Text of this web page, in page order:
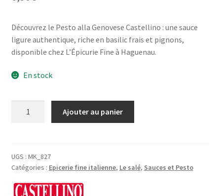
Découvrez le Pesto alla Genovese Castellino : une sauce
ligure authentique, riche en basilic frais et pignons,
disponible chez L’Épicurie Fine à Haguenau.
En stock
Genovese
-
Castellino
Ajouter au panier
UGS : MK_827
Catégories : Epicerie fine italienne, Le salé, Sauces et Pesto